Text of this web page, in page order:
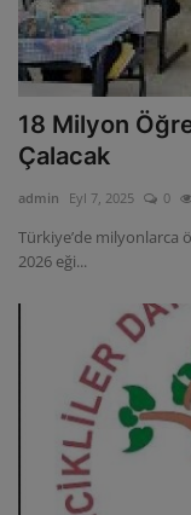
18 Milyon
Çalacak
admin Eyl 7, 2025 0
Türkiye’de milyonlarca
2026 eği...